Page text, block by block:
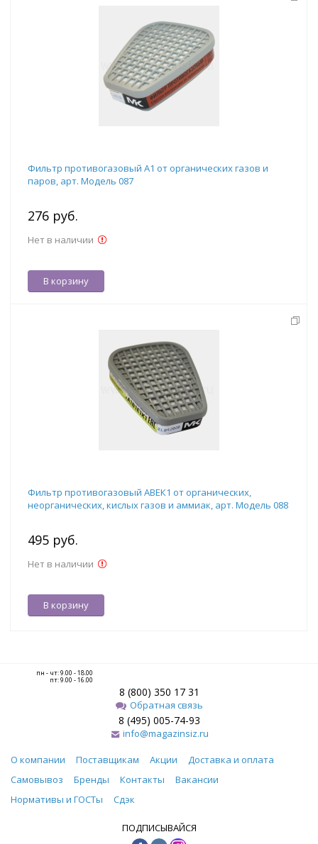
Фильтр противогазовый А1 от органических газов и
паров, арт. Модель 087
276 руб.
Нет в наличии
В корзину
Фильтр противогазовый АВЕК1 от органических,
неорганических, кислых газов и аммиак, арт. Модель 088
495 руб.
Нет в наличии
В корзину
пн - чт: 9.00 - 18.00
пт: 9.00 - 16.00
8 (800) 350 17 31
Обратная связь
8 (495) 005-74-93
info@magazinsiz.ru
О компании Поставщикам Акции
Доставка и оплата
Самовывоз
Бренды Контакты
Вакансии
Нормативы и ГОСТы
Сдэк
ПОДПИСЫВАЙСЯ